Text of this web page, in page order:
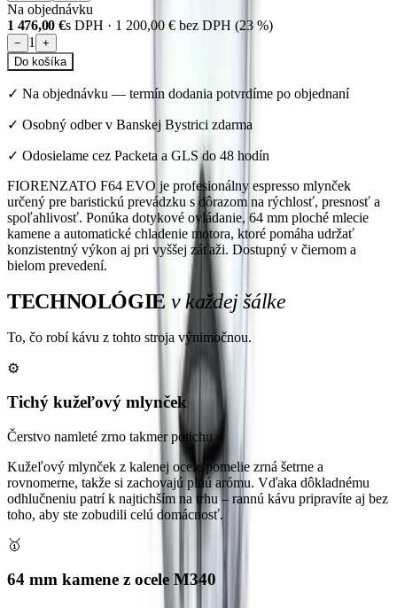
Na objednávku
1 476,00 €s DPH · 1 200,00 €bez DPH (23%)
− 1
+
Do košíka
✓ Na objednávku — termín dodania potvrdíme po objednaní
✓ Osobný odber v Banskej Bystrici zdarma
✓ Odosielame cez Packeta a GLS do 48 hodín
FIORENZATO F64 EVO je profesionálny espresso mlynček
určený pre baristickú prevádzku s dôrazom na rýchlosť, presnosť a
spoľahlivosť. Ponúka dotykové ovládanie, 64 mm ploché mlecie
kamene a automatické chladenie motora, ktoré pomáha udržať
konzistentný výkon aj pri vyššej záťaži. Dostupný v čiernom a
bielom prevedení.
TECHNOLÓGIE v každej šálke
To, čo robí kávu z tohto stroja výnimočnou.
⚙️
Tichý kužeľový mlynček
Čerstvo namleté zrno takmer potichu
Kužeľový mlynček z kalenej ocele pomelie zrná šetrne a
rovnomerne, takže si zachovajú plnú arómu. Vďaka dôkladnému
odhlučneniu patrí k najtichším na trhu – rannú kávu pripravíte aj bez
toho, aby ste zobudili celú domácnosť.
🥇
64 mm kamene z ocele M340